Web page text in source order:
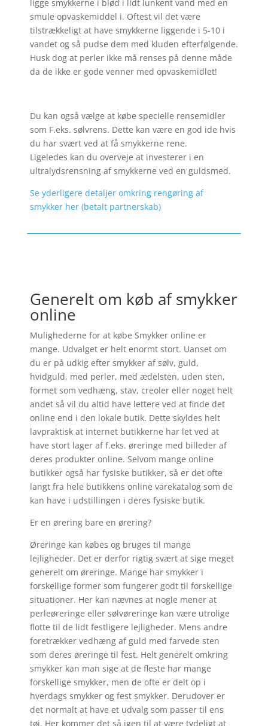
ligge smykkerne i blød i lidt lunkent vand med en
smule opvaskemiddel i. Oftest vil det være
tilstrækkeligt at have smykkerne liggende i 5-10 i
vandet og så pudse dem med kluden efterfølgende.
Husk dog at perler ikke må renses på denne måde
da de ikke er gode venner med opvaskemidlet!
Du kan også vælge at købe specielle rensemidler
som F.eks. sølvrens. Dette kan være en god ide hvis
du har svært ved at få smykkerne rene.
Ligeledes kan du overveje at investerer i en
ultralydsrensning af smykkerne ved en guldsmed.
Se yderligere detaljer omkring rengøring af
smykker her (betalt partnerskab)
Generelt om køb af smykker
online
Mulighederne for at købe Smykker online er
mange. Udvalget er helt enormt stort. Uanset om
du er på udkig efter smykker af sølv, guld,
hvidguld, med perler, med ædelsten, uden sten,
formet som vedhæng, stav, creoler eller noget helt
andet så vil du altid have lettere ved at finde det
online end i den lokale butik. Dette skyldes helt
lavpraktisk at internet butikkerne har let ved at
have stort lager af f.eks. øreringe med billeder af
deres produkter online. Selvom mange online
butikker også har fysiske butikker, så er det ofte
langt fra hele butikkens online varekatalog som de
kan have i udstillingen i deres fysiske butik.
Er en ørering bare en ørering?
Øreringe kan købes og bruges til mange
lejligheder. Det er derfor rigtig svært at sige meget
generelt om øreringe. Mange har smykker i
forskellige former som fungerer godt til forskellige
situationer. Her kan nævnes at nogle mener at
perleøreringe eller sølvøreringe kan være utrolige
flotte til de lidt festligere lejligheder. Mens andre
foretrækker vedhæng af guld med farvede sten
som deres øreringe til fest. Helt generelt omkring
smykker kan man sige at de fleste har mange
forskellige smykker, men de ofte er delt op i
hverdags smykker og fest smykker. Derudover er
det normalt at have et udvalg som passer til ens
tøj. Her kommer det så igen til at være tydeligt at